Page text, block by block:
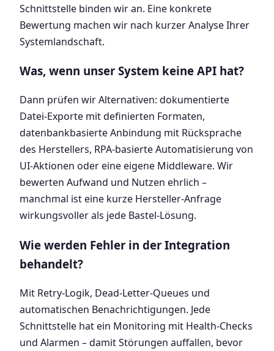
Schnittstelle binden wir an. Eine konkrete
Bewertung machen wir nach kurzer Analyse Ihrer
Systemlandschaft.
Was, wenn unser System keine API hat?
Dann prüfen wir Alternativen: dokumentierte
Datei-Exporte mit definierten Formaten,
datenbankbasierte Anbindung mit Rücksprache
des Herstellers, RPA-basierte Automatisierung von
UI-Aktionen oder eine eigene Middleware. Wir
bewerten Aufwand und Nutzen ehrlich –
manchmal ist eine kurze Hersteller-Anfrage
wirkungsvoller als jede Bastel-Lösung.
Wie werden Fehler in der Integration
behandelt?
Mit Retry-Logik, Dead-Letter-Queues und
automatischen Benachrichtigungen. Jede
Schnittstelle hat ein Monitoring mit Health-Checks
und Alarmen – damit Störungen auffallen, bevor